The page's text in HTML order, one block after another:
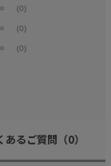
(0)
(0)
(0)
あるご質問 （0）